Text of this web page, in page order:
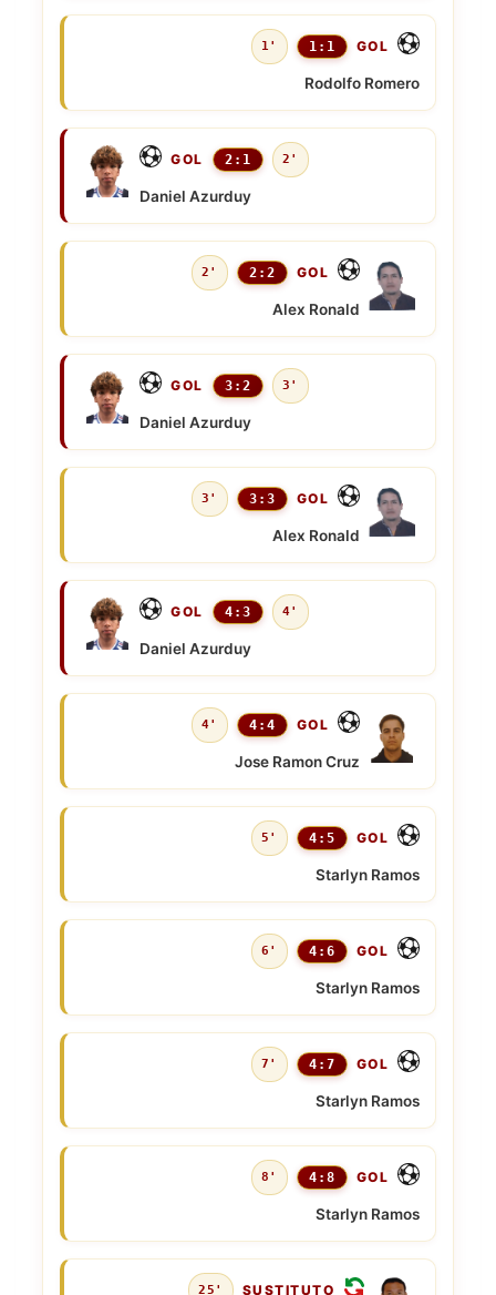
1' 1:1 GOL
Rodolfo Romero
GOL 2:1 2'
Daniel Azurduy
2' 2:2 GOL
Alex Ronald
GOL 3:2 3'
Daniel Azurduy
3' 3:3 GOL
Alex Ronald
GOL 4:3 4'
Daniel Azurduy
4' 4:4 GOL
Jose Ramon Cruz
5' 4:5 GOL
Starlyn Ramos
6' 4:6 GOL
Starlyn Ramos
7' 4:7 GOL
Starlyn Ramos
8' 4:8 GOL
Starlyn Ramos
25' SUSTITUTO